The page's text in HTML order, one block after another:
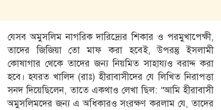
যেসব অমুসলিম নাগরিক দারিদ্র্যের শিকার ও পরমুখাপেক্ষী,
তাদের জিজিয়া তাে মাফ করা হবেই, উপরন্তু ইসলামী
কোষাগার থেকে তাদের জন্য নিয়মিত সাহায্যও বরাদ্দ করা
হবে। হযরত খালিদ (রাঃ) হীরাবাসীদের যে লিখিত নিরাপত্তা
সনদ দিয়েছিলেন, তাতে একথাও লেখা ছিল: “আমি হীরাবাসী
অমুসলিমদের জন্য এ অধিকারও সংরক্ষণ করলাম যে, তাদের